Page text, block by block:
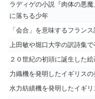
ラディゲの小説『肉体の悪
に落ちる少年
「会合」を意味するフラン
上田敏や堀口大学の訳詩集
２０世紀の初頭に誕生した
力織機を発明したイギリスの
水力紡績機を発明したイギリ